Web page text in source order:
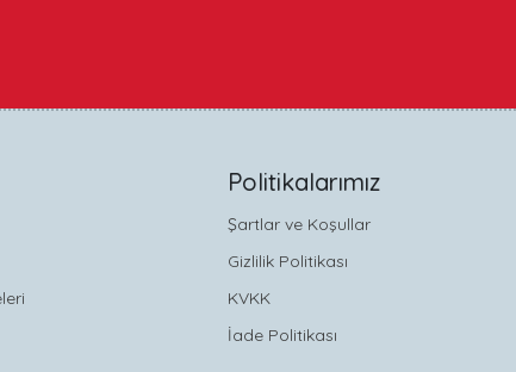
Politikalarımız
Şartlar ve Koşullar
Gizlilik Politikası
KVKK
İade Politikası